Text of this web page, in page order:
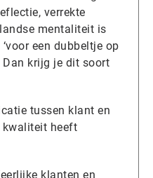
verrekte
mentaliteit is
een dubbeltje op
Dan krijg je dit soort
tussen klant en
kwaliteit heeft
klanten en